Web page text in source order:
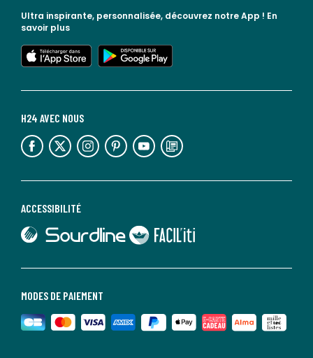
MODES DE PAIEMENT
ACCESSIBILITÉ
lien vers Sourdline
lien vers Faciliti
H24 AVEC NOUS
lien vers l'espace réseaux sociaux lien vers l'espace réseaux sociaux lien vers l'espace réseaux sociaux lien vers l'espace réseaux sociaux lien vers l'espace réseaux sociaux lien vers le blog la redoute
Ultra inspirante, personnalisée, découvrez notre App ! En
savoir plus
lien vers l'app store
lien vers google play